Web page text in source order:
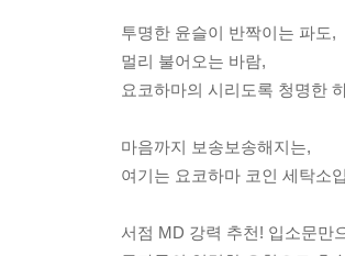
투명한 윤슬이 반짝이는 파도,
멀리 불어오는 바람,
요코하마의 시리도록 청명한
마음까지 보송보송해지는,
여기는 요코하마 코인 세탁소
서점 MD 강력 추천! 입소문만